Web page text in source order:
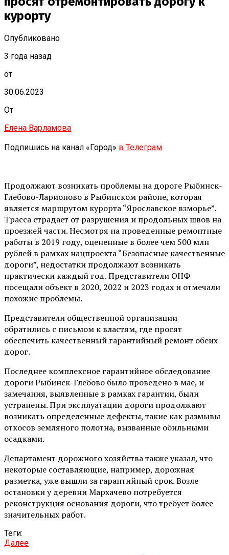
курорту
Опубликовано
3 года назад
от
30.06.2023
От
Елена Варламова
Подпишись на канал «Город» в Телеграм
Продолжают возникать проблемы на дороге Рыбинск-
Глебово-Ларионово в Рыбинском районе, которая
является маршрутом курорта “Ярославское взморье”.
Трасса страдает от разрушения и продольных швов на
проезжей части. Несмотря на проведенные ремонтные
работы в 2019 году, оцененные в более чем 500 млн
рублей в рамках нацпроекта “Безопасные качественные
дороги”, недостатки продолжают возникать
практически каждый год. Представители ОНФ
посещали объект в 2020, 2022 и 2023 годах и отмечали
похожие проблемы.
Представители общественной организации
обратились с письмом к властям, где просят
обеспечить качественный гарантийный ремонт обеих
дорог.
Последнее комплексное гарантийное обследование
дороги Рыбинск-Глебово было проведено в мае, и
замечания, выявленные в рамках гарантии, были
устранены. При эксплуатации дороги продолжают
возникать определенные дефекты, такие как размывы
откосов земляного полотна, вызванные обильными
осадками.
Департамент дорожного хозяйства также указал, что
некоторые составляющие, например, дорожная
разметка, уже вышли за гарантийный срок. Возле
остановки у деревни Мархачево потребуется
реконструкция основания дороги, что требует более
значительных работ.
Теги:
Далее